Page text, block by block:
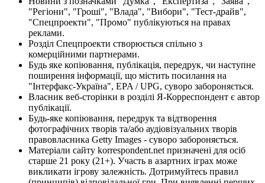
"Регіони", "Гроші", "Влада", "Вибори", "Тест-драйв",
"Спецпроекти", "Промо" публікуються на правах
реклами.
Розділ Спецпроекти створюється спільно з
комерційними партнерами.
Будь яке копіювання, публікація, передрук, чи наступне
поширення інформації, що містить посилання на
"Інтерфакс-Україна", EPA / UPG, суворо забороняється.
Власник веб-сторінки в розділі Я-Корреспондент є автор
публікації.
Будь-яке копіювання, передрук та відтворення
фотографічних творів та/або аудіовізуальних творів
правовласника Getty Images - суворо забороняється.
Матеріали сайту korrespondent.net призначені для осіб
старше 21 року (21+). Участь в азартних іграх може
викликати ігрову залежність. Дотримуйтесь правил